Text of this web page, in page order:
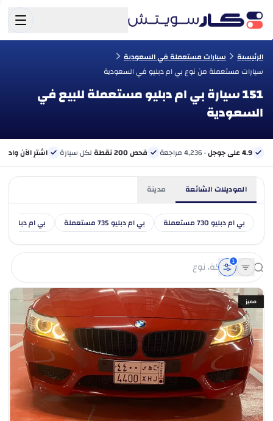
الرئيسية
سيارات مستعملة في السعودية
سيارات مستعملة من نوع بي ام دبليو في السعودية
151 سيارة بي ام دبليو مستعملة للبيع في
السعودية
4.9 على جوجل · 4,236 مراجعة فحص 200 نقطة لكل سيارة اشترِ الآن
الموديلات الشائعة مدينة
بي ام دبليو 730 مستعملة بي ام دبليو 735 مستعملة بي ام دبليو 740 مستعملة
1
مميز